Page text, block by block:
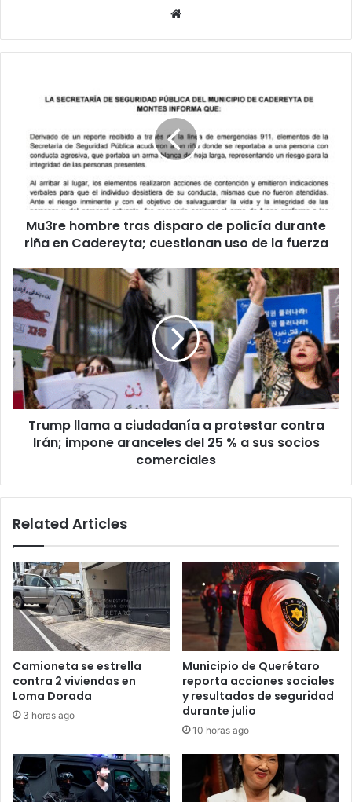
policía
Cadereyta;
cuestionan
de
la
fuerza
Mu3re hombre tras disparo de policía durante
riña en Cadereyta; cuestionan uso de la fuerza
Trump
llama
a
ciudadanía
a
protestar
contra
Irán;
impone
aranceles
a
socios
Trump llama a ciudadanía a protestar contra
Irán; impone aranceles del 25 % a sus socios
comerciales
Related Articles
Camioneta se estrella
contra 2 viviendas en
Loma Dorada
3 horas ago
Municipio de Querétaro
reporta acciones sociales
y resultados de seguridad
durante julio
10 horas ago